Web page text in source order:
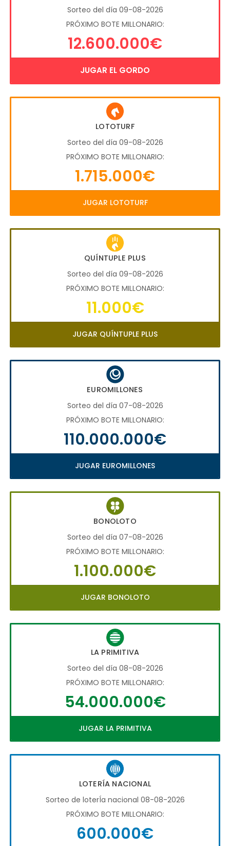
Sorteo del día 09-08-2026
PRÓXIMO BOTE MILLONARIO:
12.600.000€
JUGAR EL GORDO
LOTOTURF
Sorteo del día 09-08-2026
PRÓXIMO BOTE MILLONARIO:
1.715.000€
JUGAR LOTOTURF
QUÍNTUPLE PLUS
Sorteo del día 09-08-2026
PRÓXIMO BOTE MILLONARIO:
11.000€
JUGAR QUÍNTUPLE PLUS
EUROMILLONES
Sorteo del día 07-08-2026
PRÓXIMO BOTE MILLONARIO:
110.000.000€
JUGAR EUROMILLONES
BONOLOTO
Sorteo del día 07-08-2026
PRÓXIMO BOTE MILLONARIO:
1.100.000€
JUGAR BONOLOTO
LA PRIMITIVA
Sorteo del día 08-08-2026
PRÓXIMO BOTE MILLONARIO:
54.000.000€
JUGAR LA PRIMITIVA
LOTERÍA NACIONAL
Sorteo de loterÍa nacional 08-08-2026
PRÓXIMO BOTE MILLONARIO:
600.000€